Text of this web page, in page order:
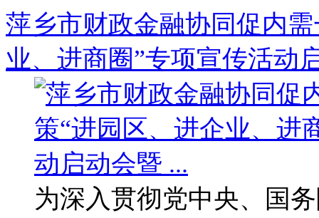
萍乡市财政金融协同促内
业、进商圈”专项宣传活动
为深入贯彻党中央、国